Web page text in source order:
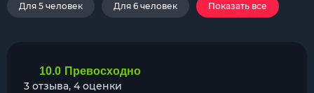
Для 5 человек Для 6 человек Показать все
10.0 Превосходно
3 отзыва, 4 оценки